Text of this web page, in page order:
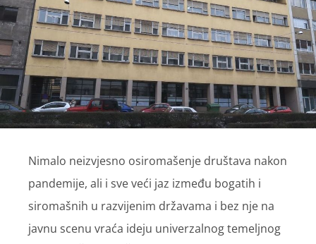
Nimalo neizvjesno osiromašenje društava nakon
pandemije, ali i sve veći jaz između bogatih i
siromašnih u razvijenim državama i bez nje na
javnu scenu vraća ideju univerzalnog temeljnog